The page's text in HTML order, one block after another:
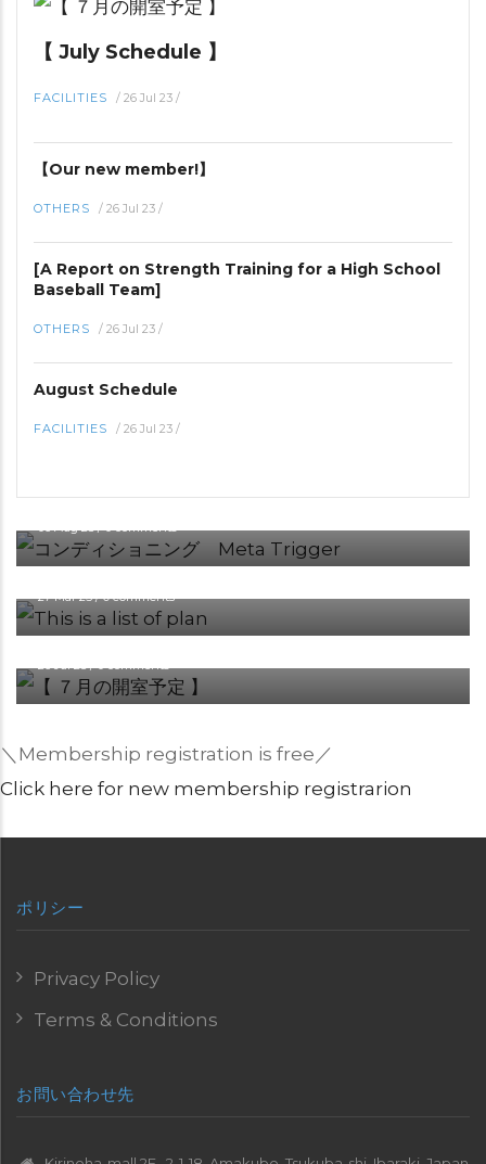
【 July Schedule 】
FACILITIES / 26 Jul 23 /
【Our new member!】
OTHERS / 26 Jul 23 /
[A Report on Strength Training for a High School
Baseball Team]
OTHERS / 26 Jul 23 /
August Schedule
FACILITIES / 26 Jul 23 /
セルフケア用品「Meta Trigger」のご紹介
06 Aug 25/0 comments
OTHERS
【This is a list of plans】
27 Mar 25/0 comments
FACILITIES
【 July Schedule 】
26 Jul 23/0 comments
＼Membership registration is free／
Click here for new membership registrarion
ポリシー
Privacy Policy
Terms & Conditions
お問い合わせ先